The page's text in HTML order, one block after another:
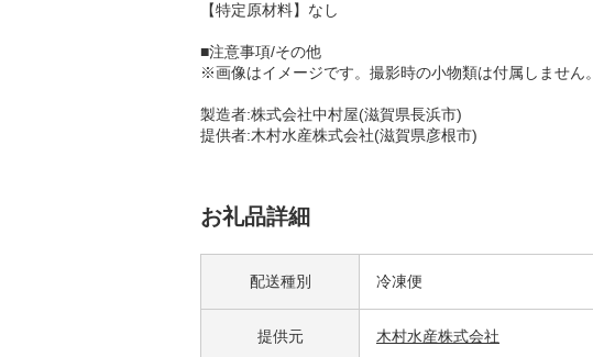
【特定原材料】なし
■注意事項/その他
※画像はイメージです。撮影時の小物類は付属しません。
製造者:株式会社中村屋(滋賀県長浜市)
提供者:木村水産株式会社(滋賀県彦根市)
お礼品詳細
配送種別 冷凍便
提供元 木村水産株式会社